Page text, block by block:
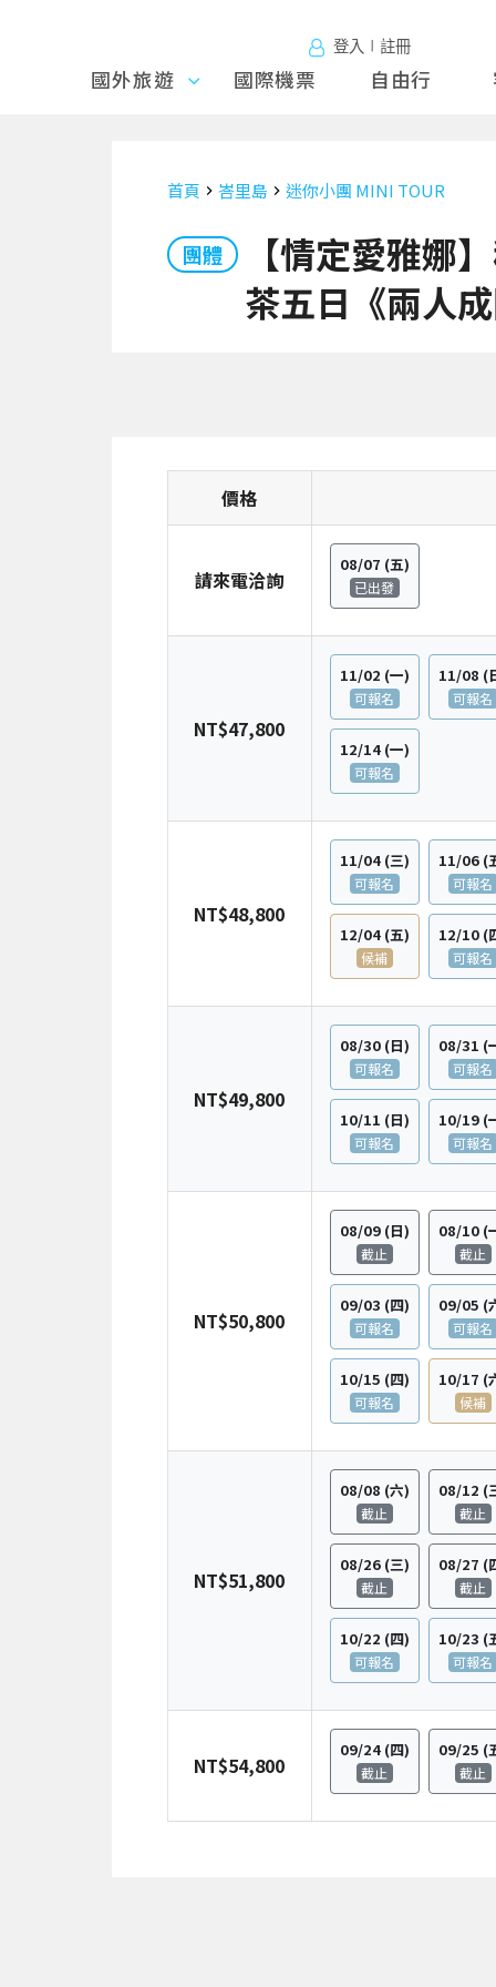
登入∣註冊
國外旅
國外旅遊 國際機票 自由行
首頁 峇里島 迷你小團 MINI TOUR
團體
【情定愛雅娜
茶五日《兩人
價格
請來電洽詢
08/07 (五)
已出發
NT$47,800
11/02 (一)
可報名
11/08 (
可報名
12/14 (一)
可報名
NT$48,800
11/04 (三)
可報名
11/06 (
可報名
12/04 (五)
候補
12/10 (
可報名
NT$49,800
08/30 (日)
可報名
08/31 (
可報名
10/11 (日)
可報名
10/19 (
可報名
NT$50,800
08/09 (日)
截止
08/10 (
截止
09/03 (四)
可報名
09/05 (
可報名
10/15 (四)
可報名
10/17 (
候補
NT$51,800
08/08 (六)
截止
08/12 (
截止
08/26 (三)
截止
08/27 (
截止
10/22 (四)
可報名
10/23 (
可報名
NT$54,800
09/24 (四)
截止
09/25 (
截止